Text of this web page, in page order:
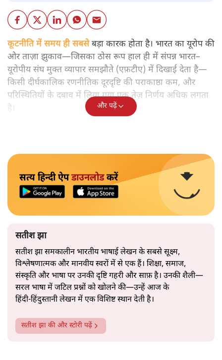
कूटनीति में समय ही सबसेबड़ा कारक होता है। भारत का यूरोप की
ओर ताज़ा झुकाव—जिसका ठोस रूप हाल ही में संपन्न भारत–
यूरोपीय संघ मुक्त व्यापार समझौते (एफ़टीए) में दिखाई देता है—
किसी दीर्घकालिक रणनीतिक दूरदृष्टि की पराकाष्ठा कम, और
परिस्थितियों के दबाव में लिया गया एक तेज़ निर्णय अधिक लगता
है।
और पढ़ें
सत्य हिन्दी ऐपडाउनलोडकरें
सतीश झा
सतीश झा समकालीन भारतीय भाषाई लेखन के सबसे सूक्ष्म,
विश्लेषणात्मक और मानवीय स्वरों में से एक हैं। शिक्षा, समाज,
संस्कृति और भाषा पर उनकी दृष्टि गहरी और साफ़ है। उनकी शैली—
सरल भाषा में जटिल प्रश्नों को खोलने की—उन्हें आज के
हिंदी‑हिंदुस्तानी लेखन में एक विशिष्ट स्थान देती है।
सतीश झा की और स्टोरी पढ़ें